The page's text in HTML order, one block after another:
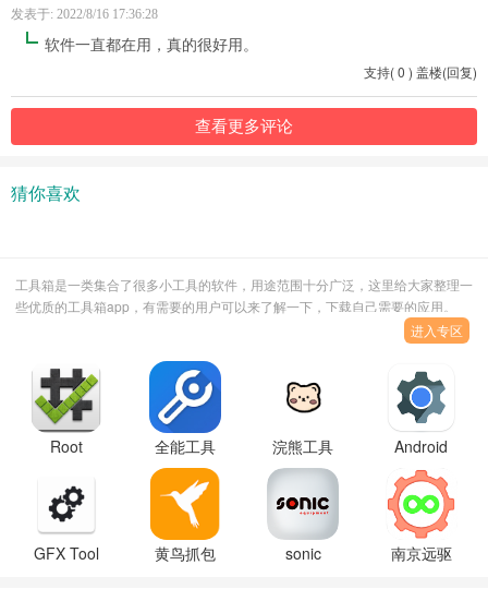
发表于: 2022/8/16 17:36:28
软件一直都在用，真的很好用。
支持(0 ) 盖楼(回复)
查看更多评论
猜你喜欢
工具箱是一类集合了很多小工具的软件，用途范围十分广泛，这里给大家整理一
些优质的工具箱app，有需要的用户可以来了解一下，下载自己需要的应用。
进入专区
Root
Basic检测
工具官方
版
全能工具
箱最新版
浣熊工具
箱
(iLauncher)2024
最新版下
载
Android
System
WebView
更新下载
安装
GFX Tool
黄鸟抓包
sonic
南京远驱